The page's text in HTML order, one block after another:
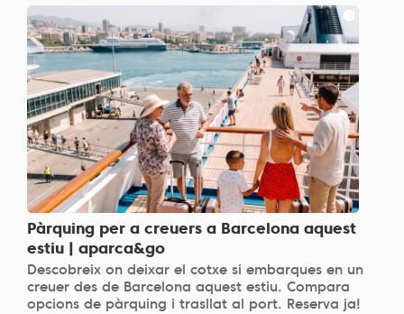
Pàrquing per a creuers a Barcelona aquest
estiu | aparca&go
Descobreix on deixar el cotxe si embarques en un
creuer des de Barcelona aquest estiu. Compara
opcions de pàrquing i trasllat al port. Reserva ja!